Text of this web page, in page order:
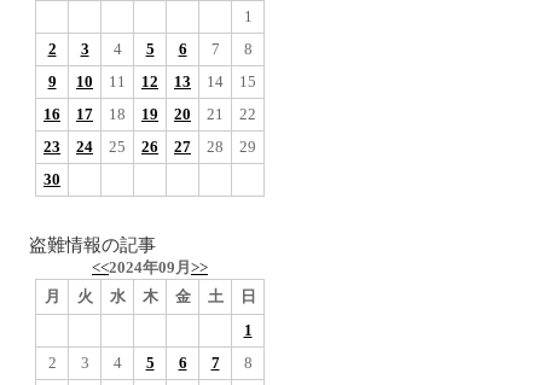
1
2
3 4 5 6 7
8
9
10 11 12 13 14
15
16
17 18 19 20 21
22
23
24 25 26 27 28
29
30
盗難情報の記事
<<2024年09月 >>
月
火 水 木 金 土
日
1
2
3 4 5 6 7
8